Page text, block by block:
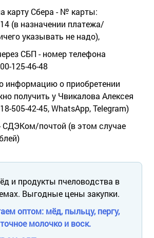
карту Сбера - № карты:
(в назначении платежа/
указывать не надо),
СБП - номер телефона
125-46-48
информацию о приобретении
получить у Чвикалова Алексея
505-42-45, WhatsApp, Telegram)
СДЭКом/почтой (в этом случае
и продукты пчеловодства в
Выгодные цены закупки.
оптом: мёд, пыльцу, пергу,
молочко и воск.